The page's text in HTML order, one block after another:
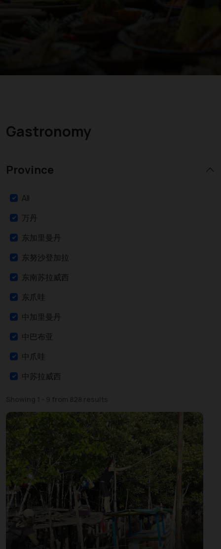
Gastronomy
Province
All
万丹
东加里曼丹
东努沙登加拉
东南苏拉威西
东爪哇
中加里曼丹
中巴布亚
中爪哇
中苏拉威西
北加里曼丹
北苏拉威西
北苏门答腊
北马鲁古
南加里曼丹
南巴布亚